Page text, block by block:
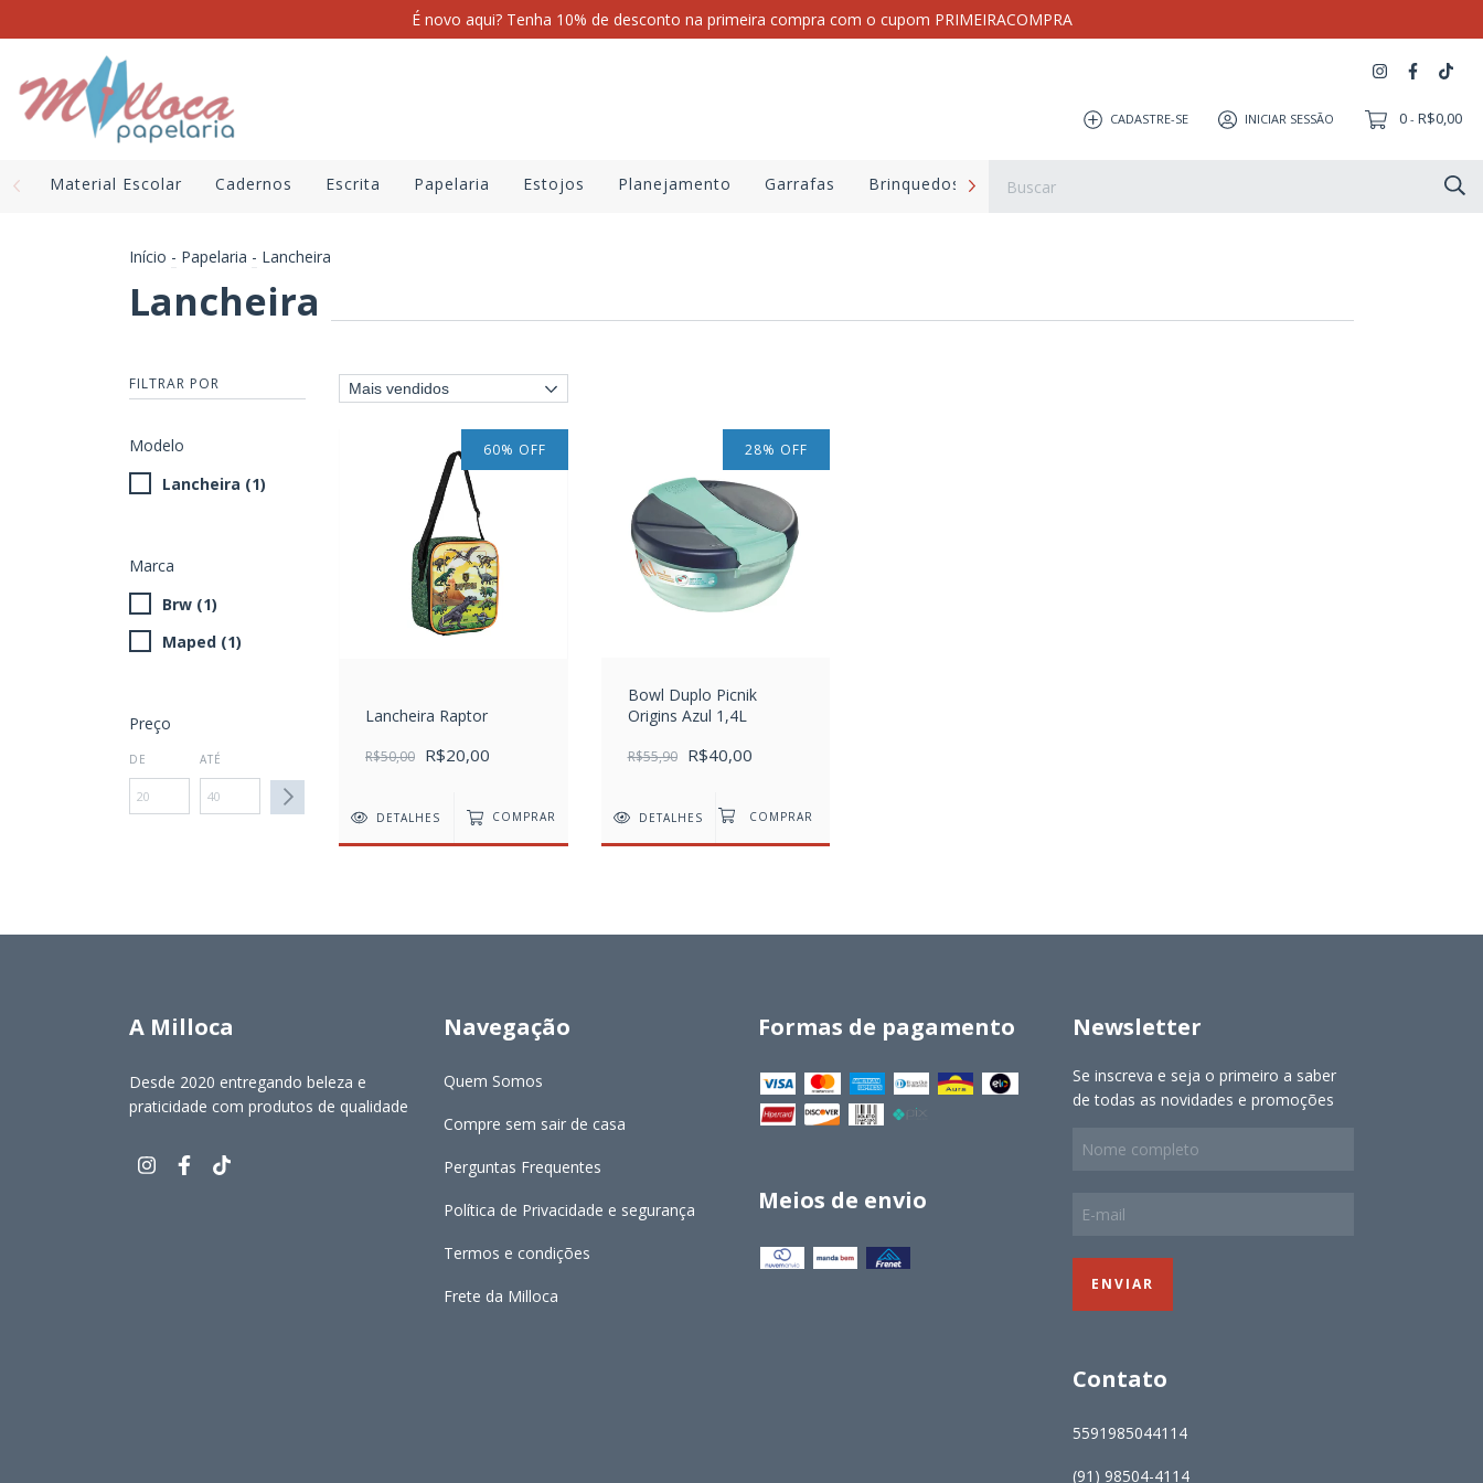
É novo aqui? Tenha 10% de desconto na primeira compra com o cupom PRIMEIRACOMPRA
CADASTRE-SE INICIAR SESSÃO 0 - R$0,00
Material Escolar Cadernos Escrita Papelaria Estojos Planejamento Garrafas Brinquedos Artesanato Eletrônicos
Início - Papelaria - Lancheira
Lancheira
FILTRAR POR
Modelo
Lancheira (1)
Marca
Brw (1)
Maped (1)
Preço
DE ATÉ
60% OFF
Lancheira Raptor
R$50,00 R$20,00
DETALHES COMPRAR
28% OFF
Bowl Duplo Picnik
Origins Azul 1,4L
R$55,90 R$40,00
DETALHES
A Milloca
Desde 2020 entregando beleza e
praticidade com produtos de qualidade
Navegação
Quem Somos
Compre sem sair de casa
Perguntas Frequentes
Política de Privacidade e segurança
Termos e condições
Frete da Milloca
Formas de pagamento
Meios de envio
Newsletter
Se inscreva e seja o primeiro a saber
de todas as novidades e promoções
Contato
5591985044114
(91) 98504-4114